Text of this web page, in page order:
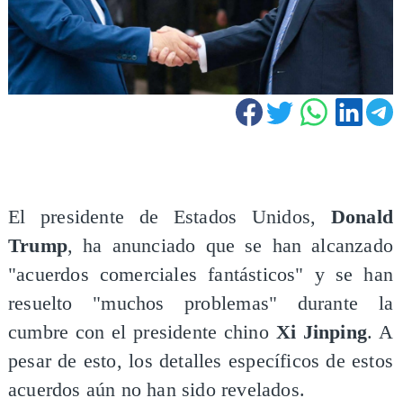
El presidente de Estados Unidos, Donald
Trump, ha anunciado que se han alcanzado
"acuerdos comerciales fantásticos" y se han
resuelto "muchos problemas" durante la
cumbre con el presidente chino Xi Jinping. A
pesar de esto, los detalles específicos de estos
acuerdos aún no han sido revelados.